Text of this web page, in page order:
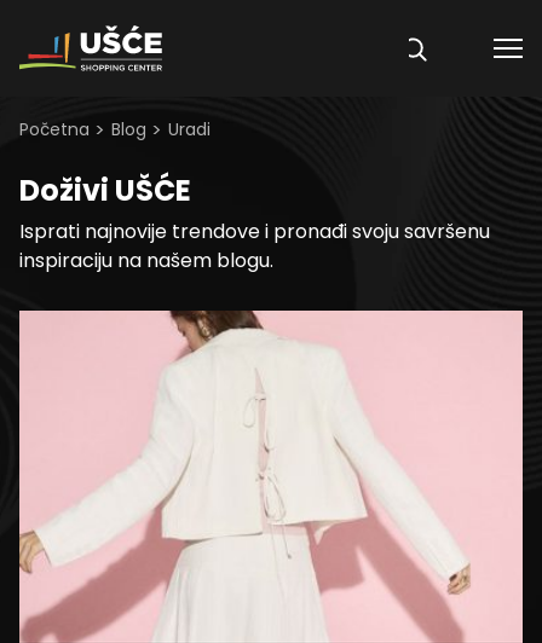
Skip to content
Početna > Blog > Uradi
Doživi UŠĆE
Isprati najnovije trendove i pronađi svoju savršenu
inspiraciju na našem blogu.